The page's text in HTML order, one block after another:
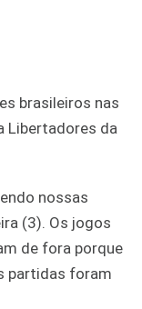
brasileiros nas
Libertadores da
nossas
(3). Os jogos
de fora porque
partidas foram